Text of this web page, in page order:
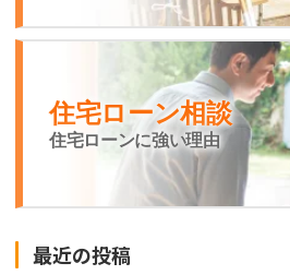
住宅ローン相談
住宅ローンに強い理由
最近の投稿